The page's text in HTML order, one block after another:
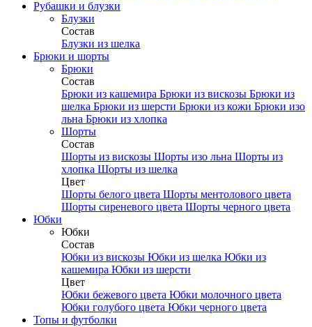
Рубашки и блузки
Блузки
Состав
Блузки из шелка
Брюки и шорты
Брюки
Состав
Брюки из кашемира Брюки из вискозы Брюки из
шелка Брюки из шерсти Брюки из кожи Брюки изо
льна Брюки из хлопка
Шорты
Состав
Шорты из вискозы Шорты изо льна Шорты из
хлопка Шорты из шелка
Цвет
Шорты белого цвета Шорты ментолового цвета
Шорты сиреневого цвета Шорты черного цвета
Юбки
Юбки
Состав
Юбки из вискозы Юбки из шелка Юбки из
кашемира Юбки из шерсти
Цвет
Юбки бежевого цвета Юбки молочного цвета
Юбки голубого цвета Юбки черного цвета
Топы и футболки